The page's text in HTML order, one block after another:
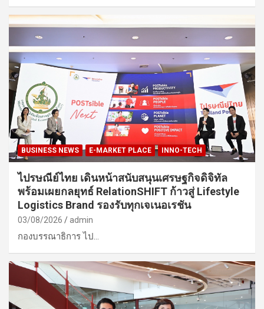
BUSINESS NEWS E-MARKET PLACE INNO-TECH
ไปรษณีย์ไทย เดินหน้าสนับสนุนเศรษฐกิจดิจิทัล
พร้อมเผยกลยุทธ์ RelationSHIFT ก้าวสู่ Lifestyle
Logistics Brand รองรับทุกเจเนอเรชัน
03/08/2026 admin
กองบรรณาธิการ ไป…